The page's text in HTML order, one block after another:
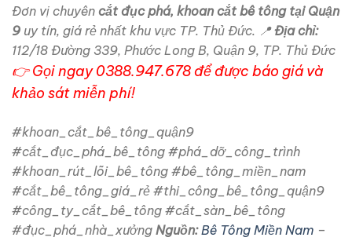
Đơn vị chuyên cắt đục phá, khoan cắt bê tông tại Quận
9 uy tín, giá rẻ nhất khu vực TP. Thủ Đức. 📍Địa chỉ:
112/18 Đường 339, Phước Long B, Quận 9, TP. Thủ Đức
👉Gọi ngay 0388.947.678 để được báo giá và
khảo sát miễn phí!
#khoan_cắt_bê_tông_quận9
#cắt_đục_phá_bê_tông #phá_dỡ_công_trình
#khoan_rút_lõi_bê_tông #bê_tông_miền_nam
#cắt_bê_tông_giá_rẻ #thi_công_bê_tông_quận9
#công_ty_cắt_bê_tông #cắt_sàn_bê_tông
#đục_phá_nhà_xưởng Nguồn: Bê Tông Miền Nam –